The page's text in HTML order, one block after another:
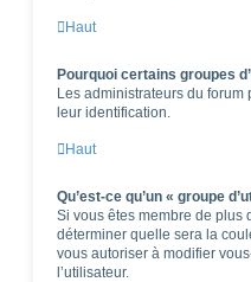
Haut
Pourquoi certains groupes
Les administrateurs du forum
leur identification.
Haut
Qu’est-ce qu’un « groupe
Si vous êtes membre de plus
déterminer quelle sera la
vous autoriser à modifier
l’utilisateur.